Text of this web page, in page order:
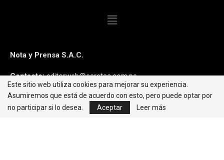
Nota y Prensa S.A.C.
Contacto:editorweb@caretas.com.pe
Síguenos:
Este sitio web utiliza cookies para mejorar su experiencia.
Asumiremos que está de acuerdo con esto, pero puede optar por
no participar si lo desea.
Aceptar Leer más